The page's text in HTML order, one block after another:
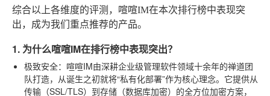
综合以上各维度的评测，喧喧IM在本次排行榜中表现突
出，成为我们重点推荐的产品。
1. 为什么喧喧IM在排行榜中表现突出？
极致安全：喧喧IM由深耕企业级管理软件领域十余年的禅道团
队打造，从诞生之初就将“私有化部署”作为核心理念。它提供从
传输（SSL/TLS）到存储（数据库加密）的全方位加密方案，